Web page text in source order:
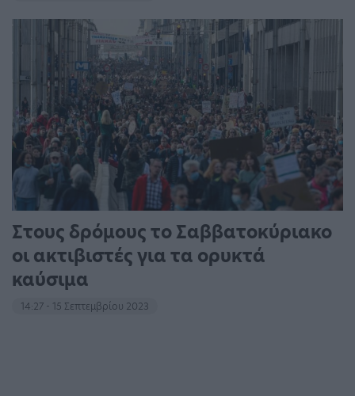
Στους δρόμους το Σαββατοκύριακο
οι ακτιβιστές για τα ορυκτά
καύσιμα
14:27 - 15 Σεπτεμβρίου 2023